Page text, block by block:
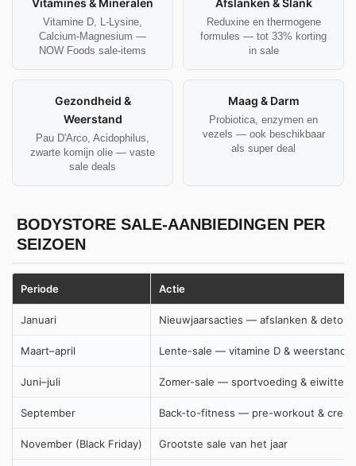
Vitamines & Mineralen
Vitamine D, L-Lysine,
Calcium-Magnesium —
NOW Foods sale-items
Afslanken & Slank
Reduxine en thermogene
formules — tot 33% korting
in sale
Gezondheid &
Weerstand
Pau D'Arco, Acidophilus,
zwarte komijn olie — vaste
sale deals
Maag & Darm
Probiotica, enzymen en
vezels — ook beschikbaar
als super deal
BODYSTORE SALE-AANBIEDINGEN PER
SEIZOEN
Periode Actie
Januari Nieuwjaarsacties — afslanken & detox
Maart–april Lente-sale — vitamine D & weerstand
Juni–juli Zomer-sale — sportvoeding & eiwitten
September Back-to-fitness — pre-workout &
November (Black Friday) Grootste sale van het jaar